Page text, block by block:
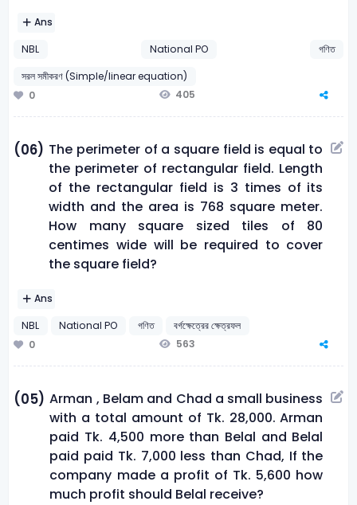
Ans
NBL
National PO
গণিত
সরল সমীকরণ (Simple/linear equation)
0
405
(06) The perimeter of a square field is equal to
the perimeter of rectangular field. Length
of the rectangular field is 3 times of its
width and the area is 768 square meter.
How many square sized tiles of 80
centimes wide will be required to cover
the square field?
Ans
NBL
National PO গণিত
বর্গক্ষেত্রের ক্ষেত্রফল
0
563
(05) Arman , Belam and Chad a small business
with a total amount of Tk. 28,000. Arman
paid Tk. 4,500 more than Belal and Belal
paid paid Tk. 7,000 less than Chad, If the
company made a profit of Tk. 5,600 how
much profit should Belal receive?